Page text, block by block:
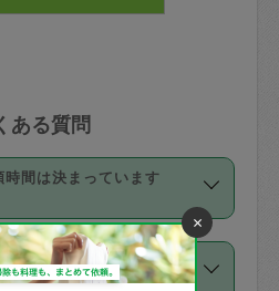
ある質問
間は決まっています
時間固定です。3時間を
場合は、延長機能をご
決まっていますか？
×